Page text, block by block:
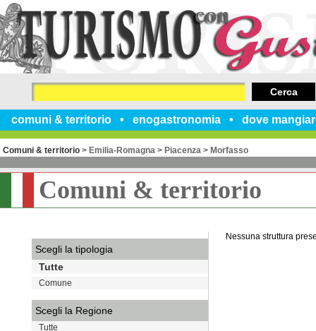
comuni & territorio enogastronomia dove
Cerca
Comuni & territorio > Emilia-Romagna > Piacenza > Morfasso
Comuni & territorio
Nessuna struttura
Scegli la tipologia
Tutte
Comune
Scegli la Regione
Tutte